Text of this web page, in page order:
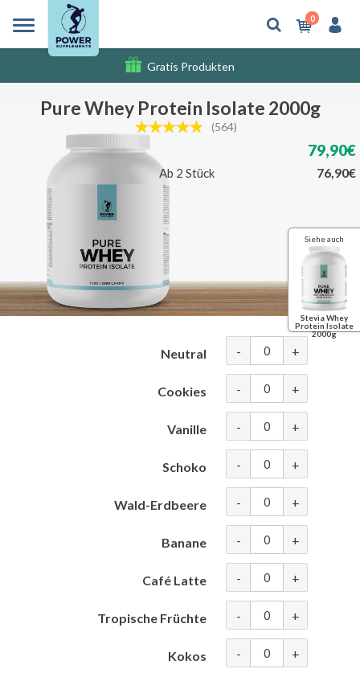
0
Gratis Produkten
Versandkosten
Pure Whey Protein Isolate 2000g
(564)
79,90€
Ab 2 Stück 76,90€
Neutral - +
Cookies - +
Vanille - +
Schoko - +
Wald-Erdbeere - +
Banane - +
Café Latte - +
Tropische Früchte - +
Kokos - +
Siehe auch
Stevia Whey
Protein Isolate
2000g